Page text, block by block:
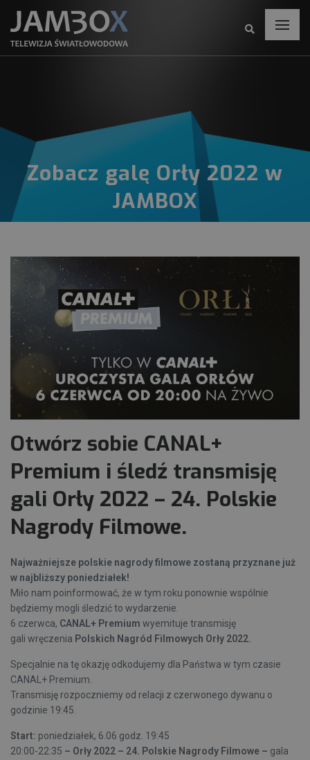
Zobacz galę Orły 2022 w
JAMBOX
Otwórz sobie CANAL+
Premium i śledź transmisję
gali Orły 2022 – 24. Polskie
Nagrody Filmowe.
Najważniejsze polskie nagrody filmowe zostaną przyznane już
w najbliższy poniedziałek!
Miło nam poinformować, że w tym roku ponownie wspólnie
będziemy mogli śledzić to wydarzenie.
6 czerwca, CANAL+ Premium wyemituje transmisję
gali wręczenia Polskich Nagród Filmowych Orły 2022.
Specjalnie na tę okazję odkodujemy dla Państwa w tym czasie
CANAL+ Premium.
Transmisję rozpoczniemy od relacji z czerwonego dywanu o
godzinie 19:45.
Start: poniedziałek, 6.06 godz. 19:45
20:00-22:35 – Orły 2022 – 24. Polskie Nagrody Filmowe – gala